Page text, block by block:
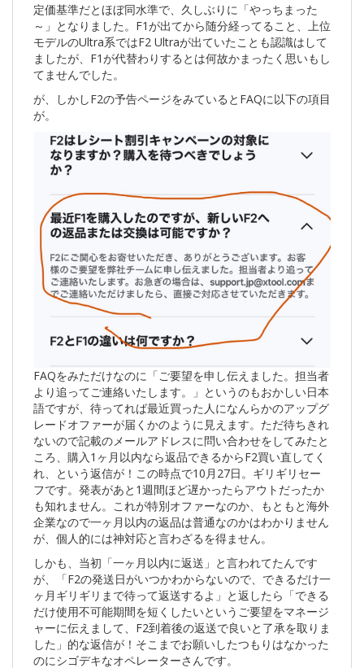
定価基準だとほぼ同水準で、久しぶりに「やっちまった
～」となりました。F1が出てから随分経ってること、上位
モデルのUltra系ではF2 Ultraが出ていたことも認識はして
ましたが、F1が代替わりするとは何故かまったく思いもし
てませんでした。
が、しかしF2の予告ページをみているとFAQに以下の項目
が。
FAQをみただけなのに「ご要望を申し伝えました。担当者
より追ってご連絡いたします。」というのもおかしい日本
語ですが、待ってれば最近買った人になんらかのアップグ
レードオファーが届くかのように見えます。ただ待ちきれ
ないので記載のメールアドレスに問い合わせをしてみたと
ころ、購入1ヶ月以内なら返品できるからF2買い直してく
れ、という返信が！この時点で10月27日。ギリギリセー
フです。発表があと1週間ほど遅かったらアウトだったか
も知れません。これが特別オファーなのか、もともと海外
企業なので一ヶ月以内の返品は普通なのかはわかりません
が、個人的には神対応と言わざるを得ません。
しかも、当初「一ヶ月以内に返送」と言われてたんです
が、「F2の発送日がいつかわからないので、できるだけ一
ヶ月ギリギリまで待って返送するよ」と返したら「できる
だけ使用不可能期間を短くしたいというご要望をマネージ
ャーに伝えまして、F2到着後の返送で良いと了承を取りま
した」的な返信が！そこまでお願いしたつもりはなかった
のにシゴデキなオペレーターさんです。